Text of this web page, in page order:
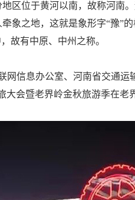
区位于黄河以南，故称河南
象之地，这就是象形字“豫”
故有中原、中州之称。
网信息办公室、河南省交通运
会暨老界岭金秋旅游季在老